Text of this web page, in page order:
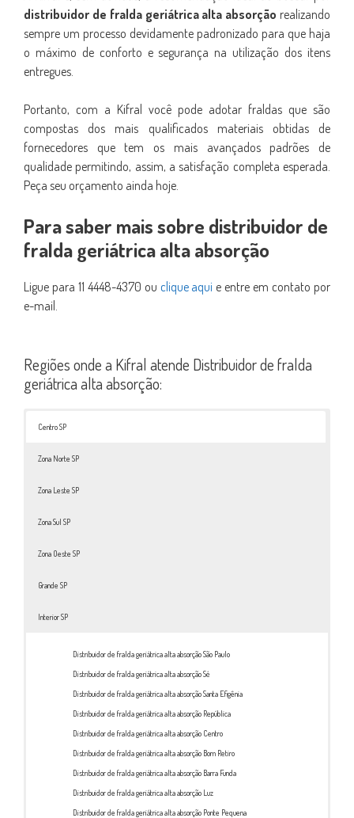
distribuidor de fralda geriátrica alta absorção realizando
sempre um processo devidamente padronizado para que haja
o máximo de conforto e segurança na utilização dos itens
entregues.
Portanto, com a Kifral você pode adotar fraldas que são
compostas dos mais qualificados materiais obtidas de
fornecedores que tem os mais avançados padrões de
qualidade permitindo, assim, a satisfação completa esperada.
Peça seu orçamento ainda hoje.
Para saber mais sobre distribuidor de
fralda geriátrica alta absorção
Ligue para 11 4448-4370 ou clique aqui e entre em contato por
e-mail.
Regiões onde a Kifral atende Distribuidor de fralda
geriátrica alta absorção:
Centro SP
Zona Norte SP
Zona Leste SP
Zona Sul SP
Zona Oeste SP
Grande SP
Interior SP
Distribuidor de fralda geriátrica alta absorção São Paulo
Distribuidor de fralda geriátrica alta absorção Sé
Distribuidor de fralda geriátrica alta absorção Santa Efigênia
Distribuidor de fralda geriátrica alta absorção República
Distribuidor de fralda geriátrica alta absorção Centro
Distribuidor de fralda geriátrica alta absorção Bom Retiro
Distribuidor de fralda geriátrica alta absorção Barra Funda
Distribuidor de fralda geriátrica alta absorção Luz
Distribuidor de fralda geriátrica alta absorção Ponte Pequena